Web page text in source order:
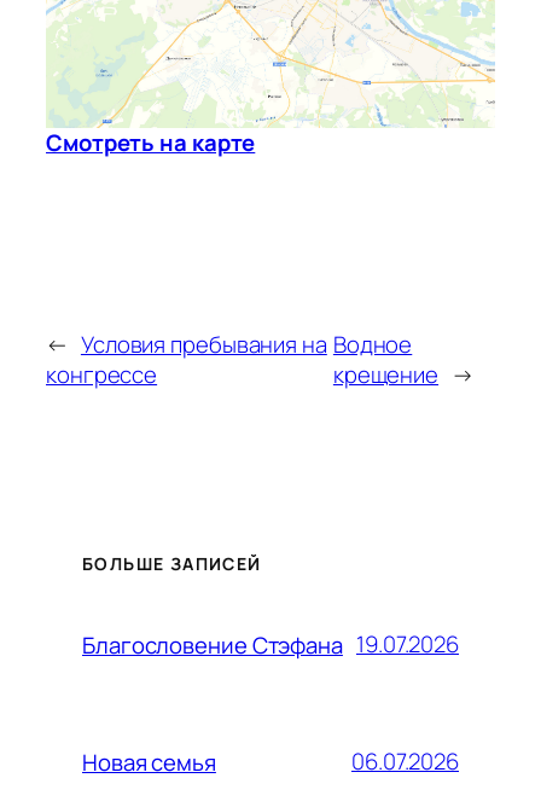
Смотреть на карте
← Условия пребывания на
конгрессе
Водное
крещение →
БОЛЬШЕ ЗАПИСЕЙ
Благословение Стэфана 19.07.2026
Новая семья 06.07.2026